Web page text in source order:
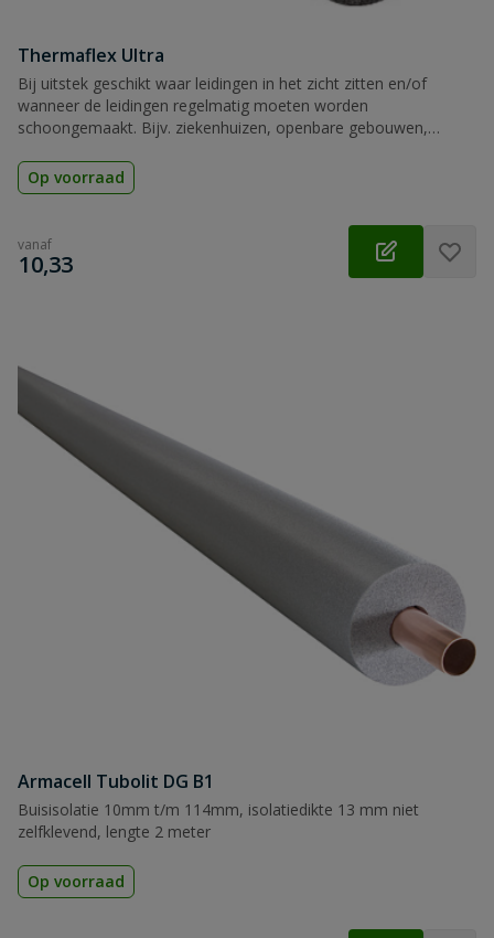
Thermaflex Ultra
Bij uitstek geschikt waar leidingen in het zicht zitten en/of
wanneer de leidingen regelmatig moeten worden
schoongemaakt. Bijv. ziekenhuizen, openbare gebouwen,
Op voorraad
vanaf
€
10,33
Armacell Tubolit DG B1
Buisisolatie 10mm t/m 114mm, isolatiedikte 13 mm niet
zelfklevend, lengte 2 meter
Op voorraad